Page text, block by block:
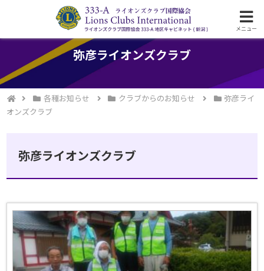
ライオンズクラブ国際協会333-A地区の活動
弥彦ライオンズクラブ
各種お知らせ クラブからのお知らせ
弥彦ライ
オンズクラブ
弥彦ライオンズクラブ
メニュー